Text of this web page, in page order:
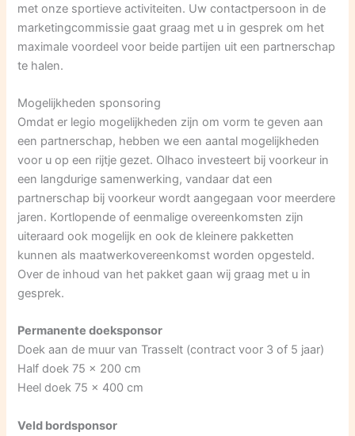
met onze sportieve activiteiten. Uw contactpersoon in de
marketingcommissie gaat graag met u in gesprek om het
maximale voordeel voor beide partijen uit een partnerschap
te halen.
Mogelijkheden sponsoring
Omdat er legio mogelijkheden zijn om vorm te geven aan
een partnerschap, hebben we een aantal mogelijkheden
voor u op een rijtje gezet. Olhaco investeert bij voorkeur in
een langdurige samenwerking, vandaar dat een
partnerschap bij voorkeur wordt aangegaan voor meerdere
jaren. Kortlopende of eenmalige overeenkomsten zijn
uiteraard ook mogelijk en ook de kleinere pakketten
kunnen als maatwerkovereenkomst worden opgesteld.
Over de inhoud van het pakket gaan wij graag met u in
gesprek.
Permanente doeksponsor
Doek aan de muur van Trasselt (contract voor 3 of 5 jaar)
Half doek 75 x 200 cm
Heel doek 75 x 400 cm
Veld bordsponsor